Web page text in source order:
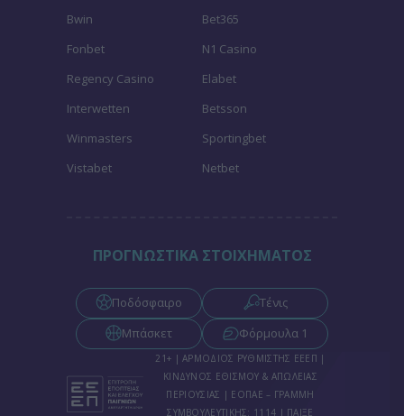
Bwin
Bet365
Fonbet
N1 Casino
Regency Casino
Elabet
Interwetten
Betsson
Winmasters
Sportingbet
Vistabet
Netbet
ΠΡΟΓΝΩΣΤΙΚΑ ΣΤΟΙΧΗΜΑΤΟΣ
Ποδόσφαιρο
Τένις
Μπάσκετ
Φόρμουλα 1
21+ | ΑΡΜΟΔΙΟΣ ΡΥΘΜΙΣΤΗΣ ΕΕΕΠ |
ΚΙΝΔΥΝΟΣ ΕΘΙΣΜΟΥ & ΑΠΩΛΕΙΑΣ
ΠΕΡΙΟΥΣΙΑΣ | ΕΟΠΑΕ – ΓΡΑΜΜΗ
ΣΥΜΒΟΥΛΕΥΤΙΚΗΣ: 1114 | ΠΑΙΞΕ